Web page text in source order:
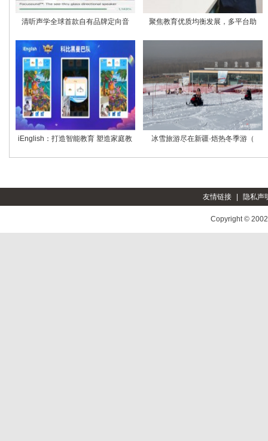
清听声学全球首款自有品牌定向音 聚焦教育优质均衡发展，多平台助
iEnglish：打造智能教育 塑造家庭教 冰雪旅游尽在新疆·焐热冬季游（
友情链接 隐私声
Copyright ©